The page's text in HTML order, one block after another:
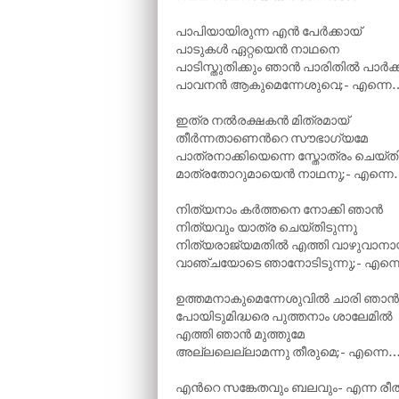
പാപിയായിരുന്ന എൻ പേർക്കായ്
പാടുകൾ ഏറ്റയെൻ നാഥനെ
പാടിസ്തുതിക്കും ഞാൻ പാരിതിൽ
പാവനൻ ആകുമെന്നേശുവെ;-
ഇത്ര നൽരക്ഷകൻ മിത്രമായ്
തീർന്നതാണെന്‍റെ സൗഭാഗ്യമേ
പാത്രനാക്കിയെന്നെ സ്തോത്രം
മാത്രതോറുമായെൻ നാഥനു;-
നിത്യനാം കർത്തനെ നോക്കി ഞാൻ
നിത്യവും യാത്ര ചെയ്തിടുന്നു
നിത്യരാജ്യമതിൽ എത്തി
വാഞ്ചയോടെ ഞാനോടിടുന്നു;-
ഉത്തമനാകുമെന്നേശുവിൽ ചാരി ഞാൻ
പോയിടുമിദ്ധരെ പുത്തനാം ശാലേമിൽ
എത്തി ഞാൻ മുത്തുമേ
അല്ലലെല്ലാമന്നു തീരുമെ;- എന്നെ…
എന്‍റെ സങ്കേതവും ബലവും- എന്ന